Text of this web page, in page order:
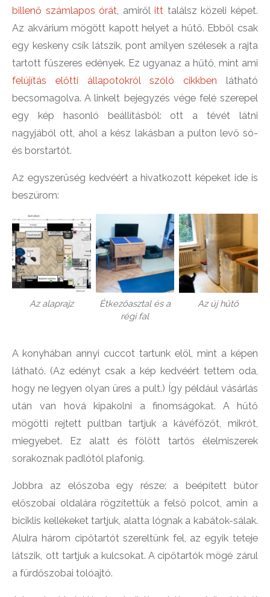
billenő számlapos órát, amirőlitt találsz közeli képet.
Az akvárium mögött kapott helyet a hűtő. Ebből csak
egy keskeny csík látszik, pont amilyen szélesek a rajta
tartott fűszeres edények. Ez ugyanaz a hűtő, mint ami
felújítás előtti állapotokról szóló cikkben látható
becsomagolva. A linkelt bejegyzés vége felé szerepel
egy kép hasonló beállításból: ott a tévét látni
nagyjából ott, ahol a kész lakásban a pulton levő só-
és borstartót.
Az egyszerűség kedvéért a hivatkozott képeket ide is
beszúrom:
Az alaprajz
Étkezőasztal és a
régi fal
Az új hűtő
A konyhában annyi cuccot tartunk elöl, mint a képen
látható. (Az edényt csak a kép kedvéért tettem oda,
hogy ne legyen olyan üres a pult.) Így például vásárlás
után van hová kipakolni a finomságokat. A hűtő
mögötti rejtett pultban tartjuk a kávéfőzőt, mikrót,
miegyebet. Ez alatt és fölött tartós élelmiszerek
sorakoznak padlótól plafonig.
Jobbra az előszoba egy része: a beépített bútor
előszobai oldalára rögzítettük a felső polcot, amin a
biciklis kellékeket tartjuk, alatta lógnak a kabátok-sálak.
Alulra három cipőtartót szereltünk fel, az egyik teteje
látszik, ott tartjuk a kulcsokat. A cipőtartók mögé zárul
a fürdőszobai tolóajtó.